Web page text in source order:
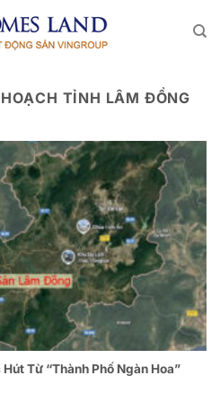
TỈNH LÂM ĐỒNG
Từ “Thành Phố Ngàn Hoa”